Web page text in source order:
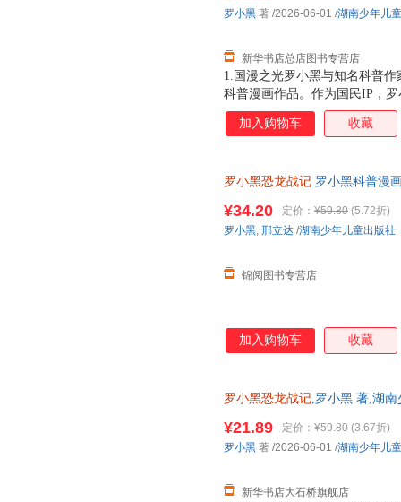
进恐龙世界，与这些史前巨兽
1.国漫之光罗小黑与知名科普
科普漫画作品。作为国民IP，
动画于2011年开始播放，B站
3.15亿票房，同名漫画书2015
新华书店总店图书专营店
罗小黑 著 /2026-06-01 /湖南少年儿
加入购物车 收藏
罗小黑恐龙战记 罗小黑科普漫
¥34.20 定价： ¥59.80 (5.72折)
锦阅图书专营店
罗小黑, 邢立达 /湖南少年儿童出版社
加入购物车 收藏
罗小黑恐龙战记,罗小黑 著,湖
13284178503
¥21.89 定价： ¥59.80 (3.67折)
新华书店大石桥旗舰店
罗小黑 著 /2026-06-01 /湖南少年儿